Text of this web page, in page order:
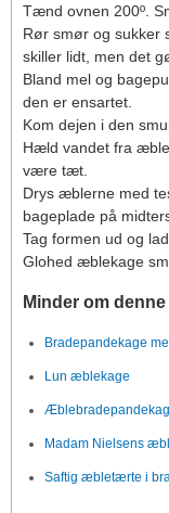
Tænd ovnen 200º.
Rør smør og sukker
skiller lidt, men det
Bland mel og
den er ensartet.
Kom dejen i den
Hæld vandet fra
være tæt.
Drys æblerne med
bageplade på
Tag formen ud og
Glohed æblekage
Minder om
Bradepandekage
Lun æblekage
Madam Nielsens
Saftig æbletærte i